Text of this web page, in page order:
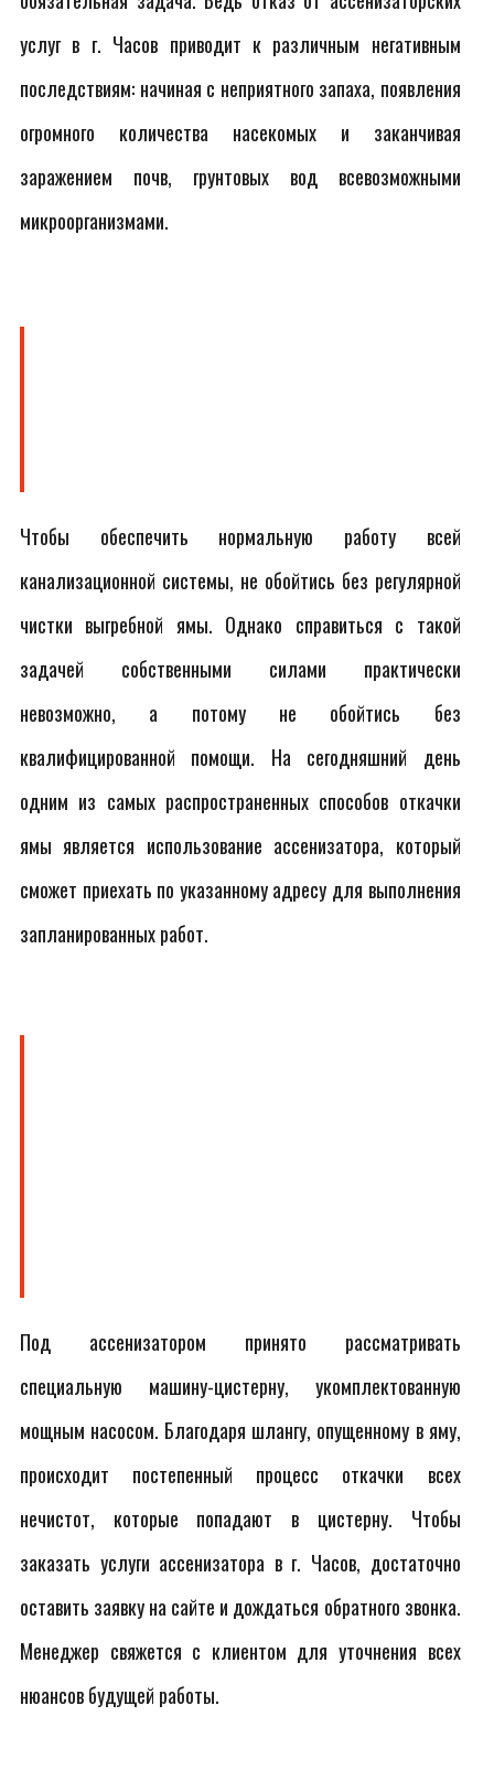
услуг в г. Часов приводит к различным негативным
последствиям: начиная с неприятного запаха, появления
огромного количества насекомых и заканчивая
заражением почв, грунтовых вод всевозможными
микроорганизмами.
Чтобы обеспечить нормальную работу всей
канализационной системы, не обойтись без регулярной
чистки выгребной ямы. Однако справиться с такой
задачей собственными силами практически
невозможно, а потому не обойтись без
квалифицированной помощи. На сегодняшний день
одним из самых распространенных способов откачки
ямы является использование ассенизатора, который
сможет приехать по указанному адресу для выполнения
запланированных работ.
Под ассенизатором принято рассматривать
специальную машину-цистерну, укомплектованную
мощным насосом. Благодаря шлангу, опущенному в яму,
происходит постепенный процесс откачки всех
нечистот, которые попадают в цистерну. Чтобы
заказать услуги ассенизатора в г. Часов, достаточно
оставить заявку на сайте и дождаться обратного звонка.
Менеджер свяжется с клиентом для уточнения всех
нюансов будущей работы.